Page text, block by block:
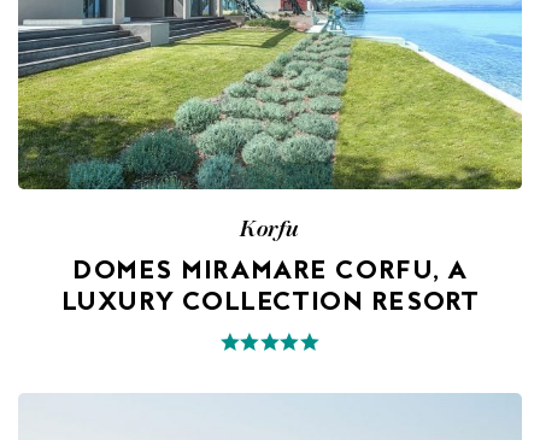
Korfu
DOMES MIRAMARE CORFU, A
LUXURY COLLECTION RESORT